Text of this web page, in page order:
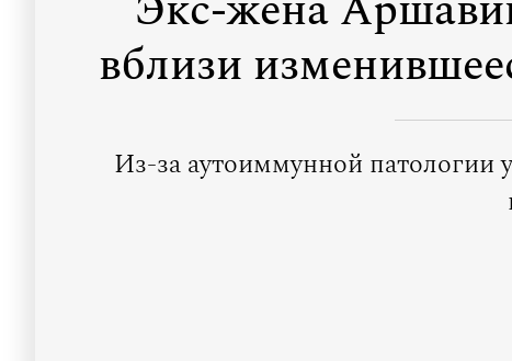
вблизи
Из-за аутоиммунной